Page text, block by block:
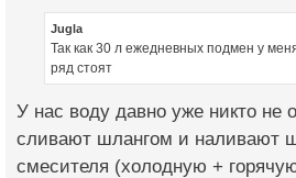
Jugla
Так как 30 л ежедневных подмен у
ряд стоят
У нас воду давно уже никто не
сливают шлангом и наливают
смесителя (холодную +